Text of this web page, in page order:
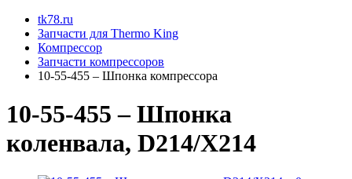
tk78.ru
Запчасти для Thermo King
Компрессор
Запчасти компрессоров
10-55-455 – Шпонка компрессора
10-55-455 – Шпонка
коленвала, D214/X214